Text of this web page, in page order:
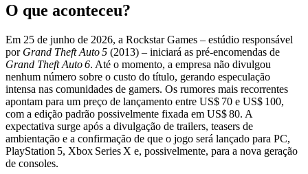
O que aconteceu?
Em 25 de junho de 2026, a Rockstar Games – estúdio responsável
por Grand Theft Auto 5 (2013) – iniciará as pré‑encomendas de
Grand Theft Auto 6. Até o momento, a empresa não divulgou
nenhum número sobre o custo do título, gerando especulação
intensa nas comunidades de gamers. Os rumores mais recorrentes
apontam para um preço de lançamento entre US$ 70 e US$ 100,
com a edição padrão possivelmente fixada em US$ 80. A
expectativa surge após a divulgação de trailers, teasers de
ambientação e a confirmação de que o jogo será lançado para PC,
PlayStation 5, Xbox Series X e, possivelmente, para a nova geração
de consoles.